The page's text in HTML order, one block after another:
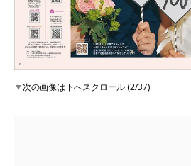
▼次の画像は下へスクロール (2/37)